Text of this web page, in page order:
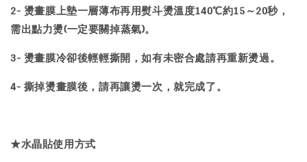
2- 燙畫膜上墊一層薄布再用熨斗燙溫度140℃約15～20秒，
需出點力燙(一定要關掉蒸氣)。
3- 燙畫膜冷卻後輕輕撕開，如有未密合處請再重新燙過。
4- 撕掉燙畫膜後，請再讓燙一次，就完成了。
★水晶貼使用方式